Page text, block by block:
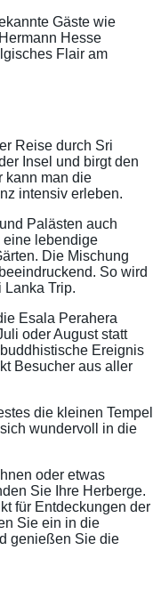
Gäste wie
Hesse
Flair am
Reise durch Sri
Insel und birgt den
kann man die
intensiv erleben.
Palästen auch
eine lebendige
Die Mischung
So wird
Lanka Trip.
Esala Perahera
oder August statt
Ereignis
Besucher aus aller
die kleinen Tempel
wundervoll in die
oder etwas
Sie Ihre Herberge.
für Entdeckungen der
Sie ein in die
genießen Sie die